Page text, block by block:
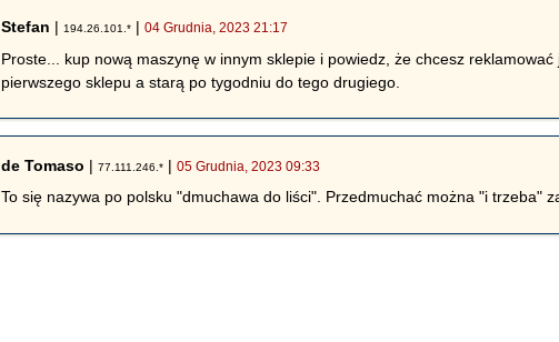
Stefan |194.26.101.* |04 Grudnia, 2023 21:17
Proste... kup nową maszynę w innym sklepie i powiedz, że chcesz
pierwszego sklepu a starą po tygodniu do tego drugiego.
de Tomaso |77.111.246.* |05 Grudnia, 2023 09:33
To się nazywa po polsku "dmuchawa do liści". Przedmuchać można "i trzeba"